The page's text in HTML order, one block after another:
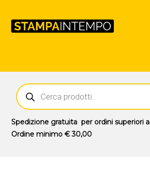
Outlet
Prodotti
Novità
Ricerca
prodotti
Spedizione gratuitaper ordini superiori a
Ordine minimo € 30,00